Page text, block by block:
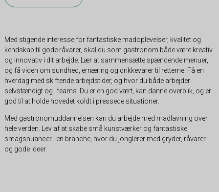
Med stigende interesse for fantastiske madoplevelser, kvalitet og
kendskab til gode råvarer, skal du som gastronom både være kreativ
og innovativ i dit arbejde. Lær at sammensætte spændende menuer,
og få viden om sundhed, ernæring og drikkevarer til retterne. Få en
hverdag med skiftende arbejdstider, og hvor du både arbejder
selvstændigt og i teams. Du er en god vært, kan danne overblik, og er
god til at holde hovedet koldt i pressede situationer.
Med gastronomuddannelsen kan du arbejde med madlavning over
hele verden. Lev af at skabe små kunstværker og fantastiske
smagsnuancer i en branche, hvor du jonglerer med gryder, råvarer
og gode ideer.